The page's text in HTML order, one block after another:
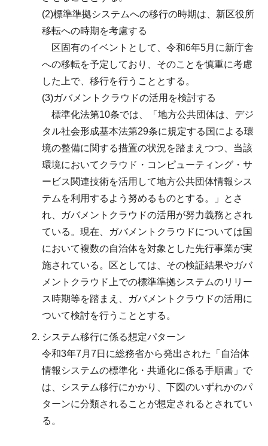
(2)標準準拠システムへの移行の時期は、新区役所
移転への時期を考慮する
区固有のイベントとして、令和6年5月に新庁舎
への移転を予定しており、そのことを慎重に考慮
した上で、移行を行うこととする。
(3)ガバメントクラウドの活用を検討する
標準化法第10条では、「地方公共団体は、デジ
タル社会形成基本法第29条に規定する国による環
境の整備に関する措置の状況を踏まえつつ、当該
環境においてクラウド・コンピューティング・サ
ービス関連技術を活用して地方公共団体情報シス
テムを利用するよう努めるものとする。」とさ
れ、ガバメントクラウドの活用が努力義務とされ
ている。現在、ガバメントクラウドについては国
において複数の自治体を対象とした先行事業が実
施されている。区としては、その検証結果やガバ
メントクラウド上での標準準拠システムのリリー
ス時期等を踏まえ、ガバメントクラウドの活用に
ついて検討を行うこととする。
システム移行に係る想定パターン
令和3年7月7日に総務省から発出された「自治体
情報システムの標準化・共通化に係る手順書」で
は、システム移行にかかり、下図のいずれかのパ
ターンに分類されることが想定されるとされてい
る。